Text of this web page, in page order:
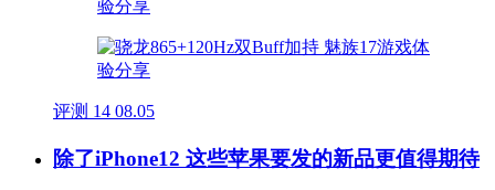
评测 14 08.05
除了iPhone12 这些苹果要发的新品更值得期待